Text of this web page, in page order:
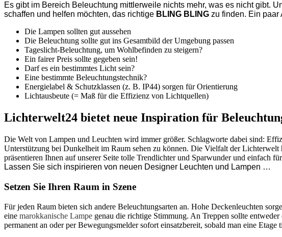
Es gibt im Bereich Beleuchtung mittlerweile nichts mehr, was es nicht gibt.
schaffen und helfen möchten, das richtige BLING BLING zu finden. Ein paar
Die Lampen sollten gut aussehen
Die Beleuchtung sollte gut ins Gesamtbild der Umgebung passen
Tageslicht-Beleuchtung, um Wohlbefinden zu steigern?
Ein fairer Preis sollte gegeben sein!
Darf es ein bestimmtes Licht sein?
Eine bestimmte Beleuchtungstechnik?
Energielabel & Schutzklassen (z. B. IP44) sorgen für Orientierung
Lichtausbeute (= Maß für die Effizienz von Lichtquellen)
Lichterwelt24 bietet neue Inspiration für
Die Welt von Lampen und Leuchten wird immer größer. Schlagworte dabei sind:
Unterstützung bei Dunkelheit im Raum sehen zu können. Die Vielfalt der
präsentieren Ihnen auf unserer Seite tolle Trendlichter und Sparwunder und einfach
Lassen Sie sich inspirieren von neuen Designer Leuchten und Lampen …
Setzen Sie Ihren Raum in Szene
Für jeden Raum bieten sich andere Beleuchtungsarten an. Hohe Deckenleuchten
eine marokkanische Lampe genau die richtige Stimmung. An Treppen sollte
permanent an oder per Bewegungsmelder sofort einsatzbereit, sobald man eine Etage